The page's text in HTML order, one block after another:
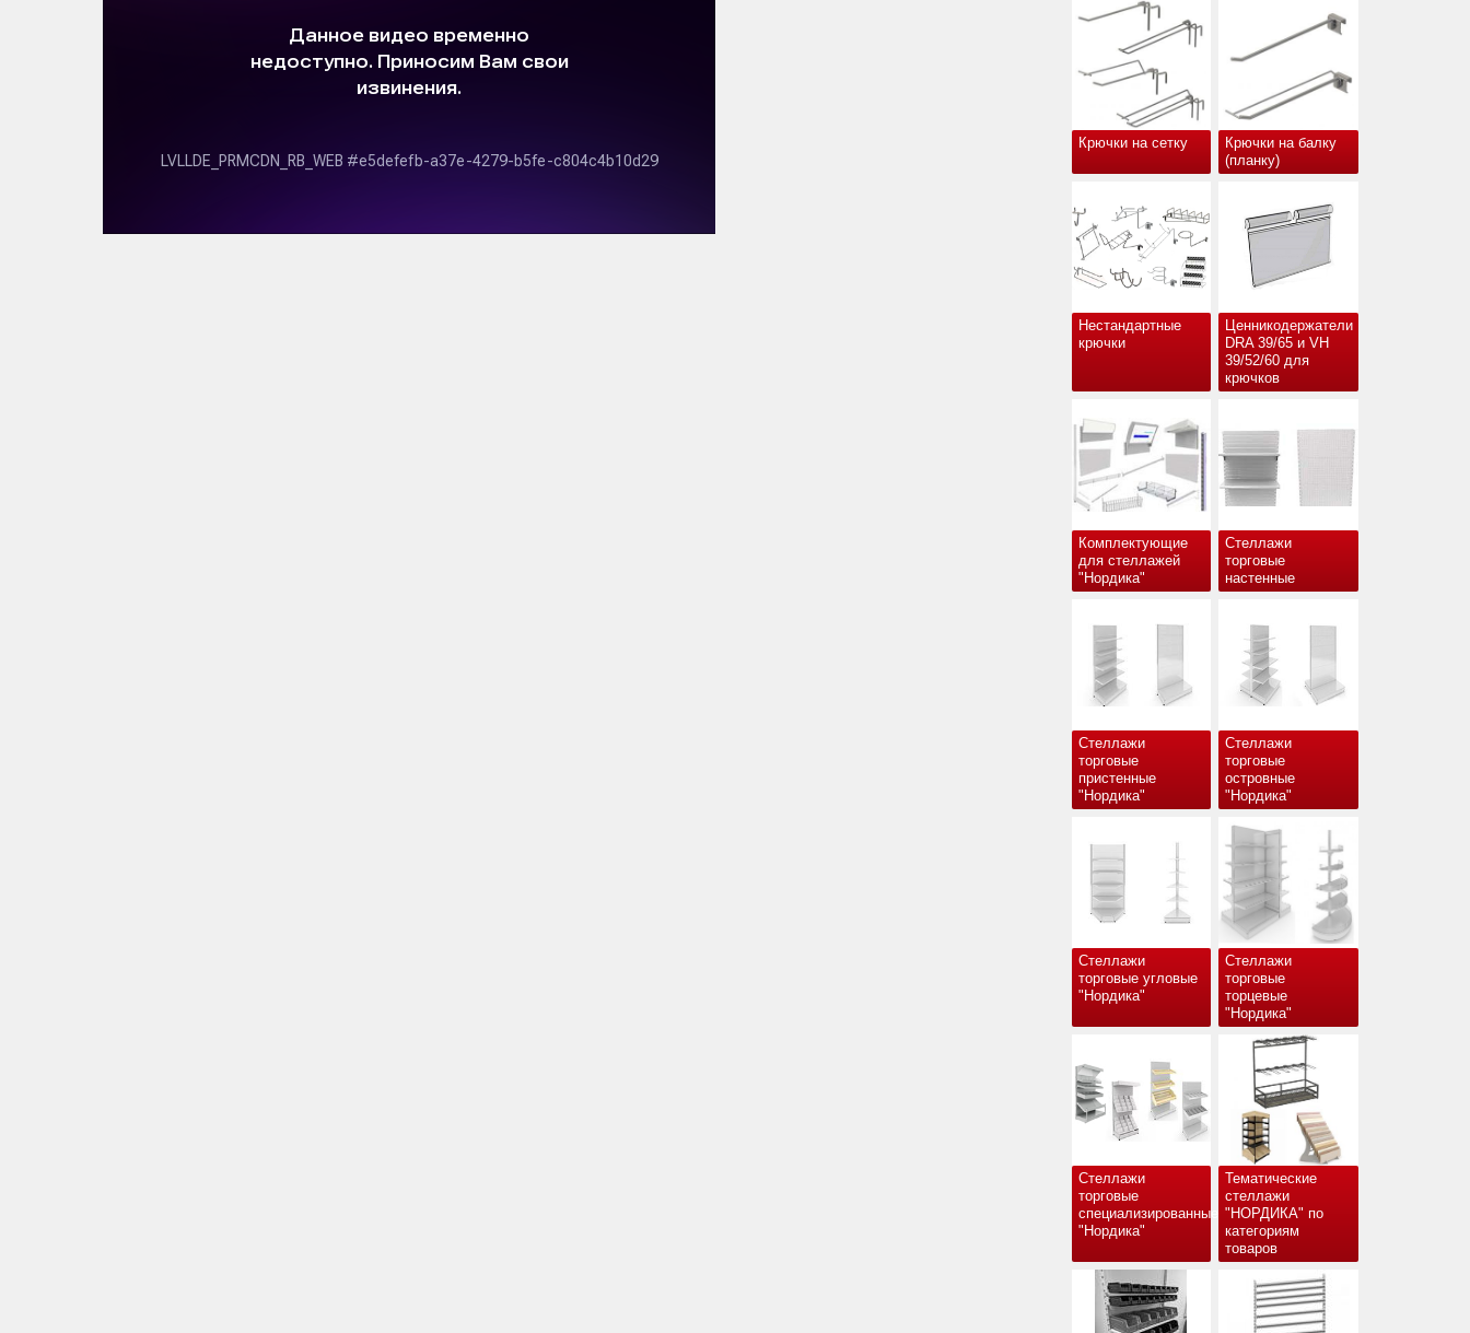
Крючки на сетку
Крючки на балку
(планку)
Нестандартные
крючки
Ценникодержатели
DRA 39/65 и VH
39/52/60 для
крючков
Комплектующие
для стеллажей
"Нордика"
Стеллажи
торговые
настенные
Стеллажи
торговые
пристенные
"Нордика"
Стеллажи
торговые
островные
"Нордика"
Стеллажи
торговые угловые
"Нордика"
Стеллажи
торговые
торцевые
"Нордика"
Стеллажи
торговые
специализированные
"Нордика"
Тематические
стеллажи
"НОРДИКА" по
категориям
товаров